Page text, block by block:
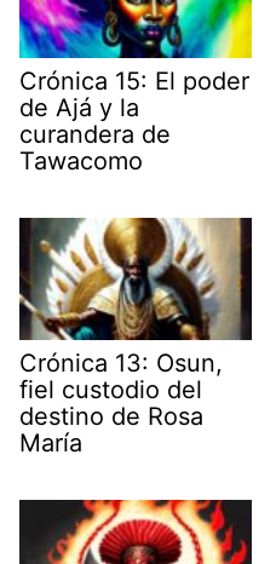
Crónica 15: El poder
de Ajá y la
curandera de
Tawacomo
Crónica 13: Osun,
fiel custodio del
destino de Rosa
María